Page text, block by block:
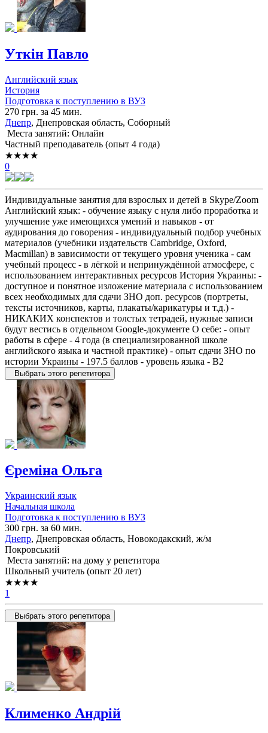
Уткін Павло
Английский язык
История
Подготовка к поступлению в ВУЗ
270 грн. за 45 мин.
Днепр, Днепровская область, Соборный
Места занятий: Онлайн
Частный преподаватель (опыт 4 года)
★★★★
0
Индивидуальные занятия для взрослых и детей в Skype/Zoom
Английский язык: - обучение языку с нуля либо проработка и
улучшение уже имеющихся умений и навыков - от
аудирования до говорения - индивидуальный подбор учебных
материалов (учебники издательств Cambridge, Oxford,
Macmillan) в зависимости от текущего уровня ученика - сам
учебный процесс - в лёгкой и непринуждённой атмосфере, с
использованием интерактивных ресурсов История Украины: -
доступное и понятное изложение материала с использованием
всех необходимых для сдачи ЗНО доп. ресурсов (портреты,
тексты источников, карты, плакаты/карикатуры и т.д.) -
НИКАКИХ конспектов и толстых тетрадей, нужные записи
будут вестись в отдельном Google-документе О себе: - опыт
работы в сфере - 4 года (в специализированной школе
английского языка и частной практике) - опыт сдачи ЗНО по
истории Украины - 197.5 баллов - уровень языка - B2
Выбрать этого репетитора
Єреміна Ольга
Украинский язык
Начальная школа
Подготовка к поступлению в ВУЗ
300 грн. за 60 мин.
Днепр, Днепровская область, Новокодакский, ж/м
Покровський
Места занятий: на дому у репетитора
Школьный учитель (опыт 20 лет)
★★★★
1
Выбрать этого репетитора
Клименко Андрій